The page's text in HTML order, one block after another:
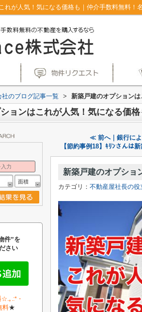
れが人気！気になる価格も｜仲介手数料無料！
のブログ記事一覧 > 新築戸建のオプション
ョンはこれが人気！気になる価格
≪ 前へ｜銀行によ
【節約事例18】ｷﾘﾝさんは
新築戸建のオプショ
カテゴリ： 不動産屋社長の役
面積
件”を
さい
☆.｡.:*・
料★